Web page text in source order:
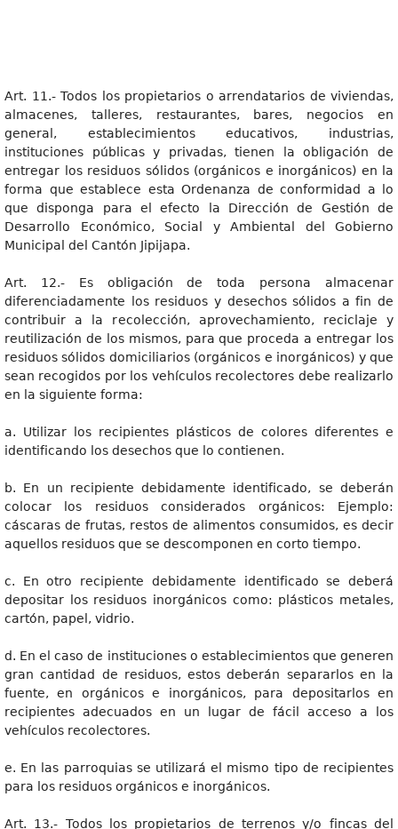
Art. 11.- Todos los propietarios o arrendatarios de viviendas,
almacenes, talleres, restaurantes, bares, negocios en
general, establecimientos educativos, industrias,
instituciones públicas y privadas, tienen la obligación de
entregar los residuos sólidos (orgánicos e inorgánicos) en la
forma que establece esta Ordenanza de conformidad a lo
que disponga para el efecto la Dirección de Gestión de
Desarrollo Económico, Social y Ambiental del Gobierno
Municipal del Cantón Jipijapa.
Art. 12.- Es obligación de toda persona almacenar
diferenciadamente los residuos y desechos sólidos a fin de
contribuir a la recolección, aprovechamiento, reciclaje y
reutilización de los mismos, para que proceda a entregar los
residuos sólidos domiciliarios (orgánicos e inorgánicos) y que
sean recogidos por los vehículos recolectores debe realizarlo
en la siguiente forma:
a. Utilizar los recipientes plásticos de colores diferentes e
identificando los desechos que lo contienen.
b. En un recipiente debidamente identificado, se deberán
colocar los residuos considerados orgánicos: Ejemplo:
cáscaras de frutas, restos de alimentos consumidos, es decir
aquellos residuos que se descomponen en corto tiempo.
c. En otro recipiente debidamente identificado se deberá
depositar los residuos inorgánicos como: plásticos metales,
cartón, papel, vidrio.
d. En el caso de instituciones o establecimientos que generen
gran cantidad de residuos, estos deberán separarlos en la
fuente, en orgánicos e inorgánicos, para depositarlos en
recipientes adecuados en un lugar de fácil acceso a los
vehículos recolectores.
e. En las parroquias se utilizará el mismo tipo de recipientes
para los residuos orgánicos e inorgánicos.
Art. 13.- Todos los propietarios de terrenos y/o fincas del